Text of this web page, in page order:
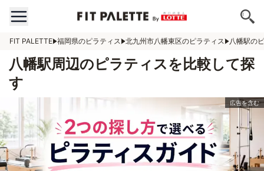
FIT PALETTE 福岡県のピラティス 北九州市八幡東区のピラティス 八幡駅の
八幡駅周辺のピラティスを比較して探
す